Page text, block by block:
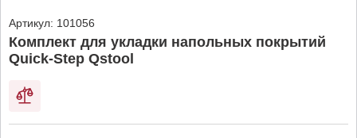
Артикул: 101056
Комплект для укладки напольных покрытий
Quick-Step Qstool